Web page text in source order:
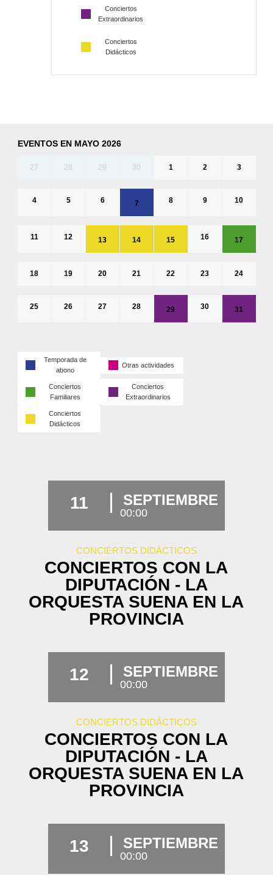
Conciertos
Extraordinarios
Conciertos
Didácticos
EVENTOS EN MAYO 2026
27 28 29 30 1 2 3
4 5 6 7 8 9 10
11 12 13 14 15 16 17
18 19 20 21 22 23 24
25 26 27 28 29 30 31
Temporada de
abono
Otras actividades
Conciertos
Familiares
Conciertos
Extraordinarios
Conciertos
Didácticos
11 SEPTIEMBRE
00:00
CONCIERTOS DIDÁCTICOS
CONCIERTOS CON LA
DIPUTACIÓN - LA
ORQUESTA SUENA EN LA
PROVINCIA
12 SEPTIEMBRE
00:00
CONCIERTOS DIDÁCTICOS
CONCIERTOS CON LA
DIPUTACIÓN - LA
ORQUESTA SUENA EN LA
PROVINCIA
13 SEPTIEMBRE
00:00